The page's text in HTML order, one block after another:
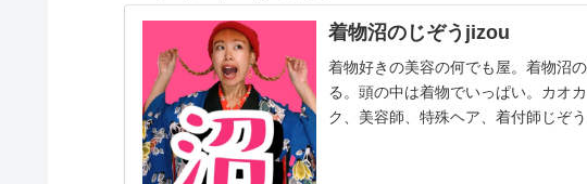
着物沼のじぞうjizou
着物好きの美容の何でも屋。着物沼
る。頭の中は着物でいっぱい。カオ
ク、美容師、特殊ヘア、着付師じぞ